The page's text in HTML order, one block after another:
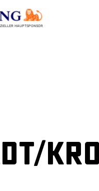
HAUPTSPONSOR